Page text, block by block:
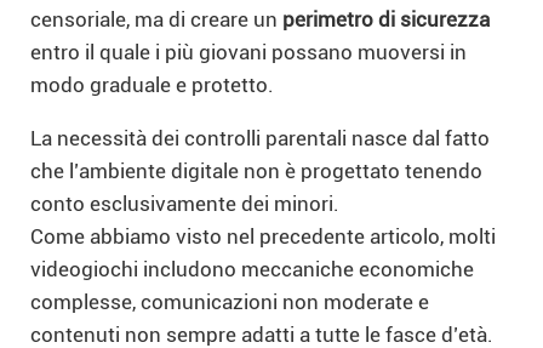
censoriale, ma di creare un perimetro di sicurezza
entro il quale i più giovani possano muoversi in
modo graduale e protetto.
La necessità dei controlli parentali nasce dal fatto
che l’ambiente digitale non è progettato tenendo
conto esclusivamente dei minori.
Come abbiamo visto nel precedente articolo, molti
videogiochi includono meccaniche economiche
complesse, comunicazioni non moderate e
contenuti non sempre adatti a tutte le fasce d’età.